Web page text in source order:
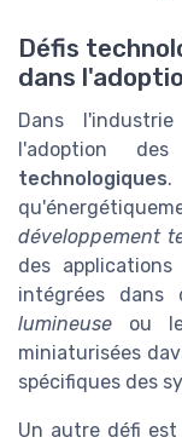
Défis
dans
Dans
l'adoption
technologiques
développement
des
intégrées dans
lumineuse ou
miniaturisées
spécifiques des
Un autre défi